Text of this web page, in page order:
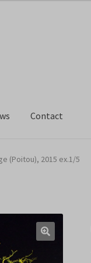
Contact
(Poitou), 2015 ex.1/5